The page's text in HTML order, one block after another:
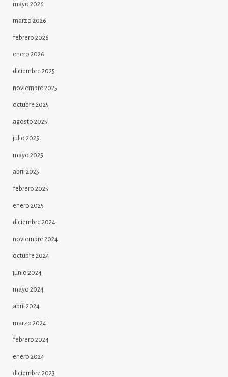
mayo 2026
marzo 2026
febrero 2026
enero 2026
diciembre 2025
noviembre 2025
octubre 2025
agosto 2025
julio 2025
mayo 2025
abril 2025
febrero 2025
enero 2025
diciembre 2024
noviembre 2024
octubre 2024
junio 2024
mayo 2024
abril 2024
marzo 2024
febrero 2024
enero 2024
diciembre 2023